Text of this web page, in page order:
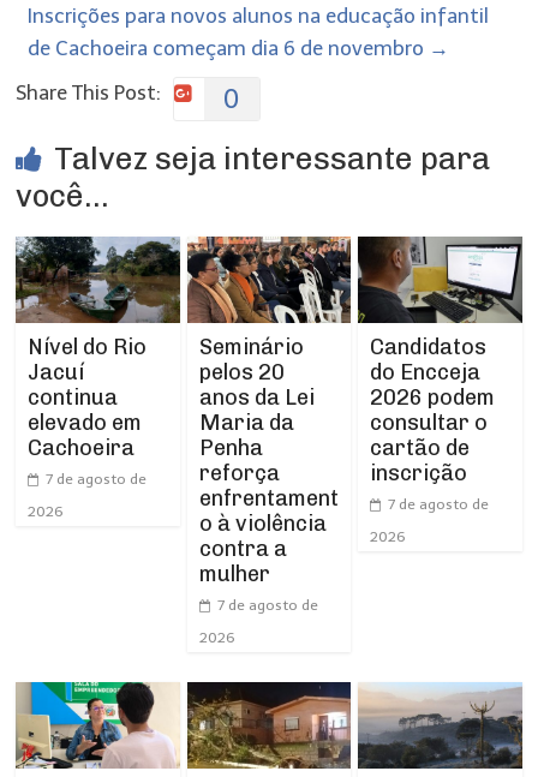
Inscrições para novos alunos na educação infantil
de Cachoeira começam dia 6 de novembro →
Share This Post:
0
Talvez seja interessante para
você...
Nível do Rio
Jacuí
continua
elevado em
Cachoeira
7 de agosto de
2026
Seminário
pelos 20
anos da Lei
Maria da
Penha
reforça
enfrentament
o à violência
contra a
mulher
7 de agosto de
2026
Candidatos
do Encceja
2026 podem
consultar o
cartão de
inscrição
7 de agosto de
2026